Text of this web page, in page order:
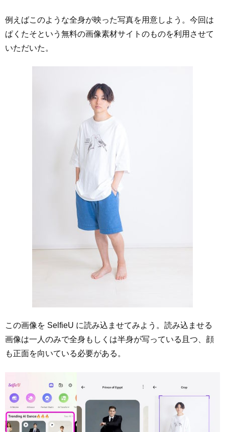
例えばこのような全身が映った写真を用意しよう。今回は
ぱくたそという無料の画像素材サイトのものを利用させて
いただいた。
この画像を SelfieU に読み込ませてみよう。読み込ませる
画像は一人のみで全身もしくは半身が写っている且つ、顔
も正面を向いている必要がある。